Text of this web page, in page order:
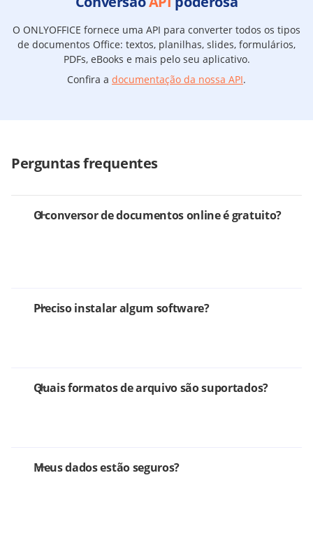
O ONLYOFFICE fornece uma API para converter todos os tipos
de documentos Office: textos, planilhas, slides, formulários,
PDFs, eBooks e mais pelo seu aplicativo.
Confira a documentação da nossa API.
Perguntas frequentes
O conversor de documentos online é gratuito?
Preciso instalar algum software?
Quais formatos de arquivo são suportados?
Meus dados estão seguros?